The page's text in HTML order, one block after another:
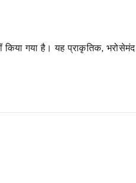
किया गया है। यह प्राकृतिक, भरोसेमंद